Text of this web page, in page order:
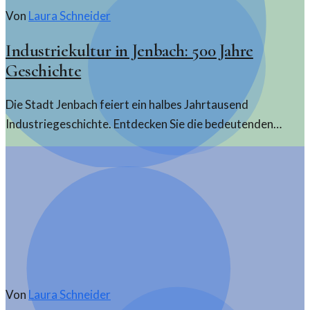
Von Laura Schneider
Industriekultur in Jenbach: 500 Jahre
Geschichte
Die Stadt Jenbach feiert ein halbes Jahrtausend
Industriegeschichte. Entdecken Sie die bedeutenden
Entwicklungen und den kulturellen Einfluss dieser Zeit.
Von Laura Schneider